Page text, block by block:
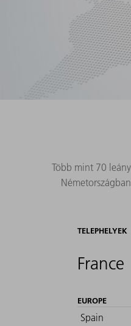
Több mint 70
TELEPHELYEK
France
EUROPE
Spain